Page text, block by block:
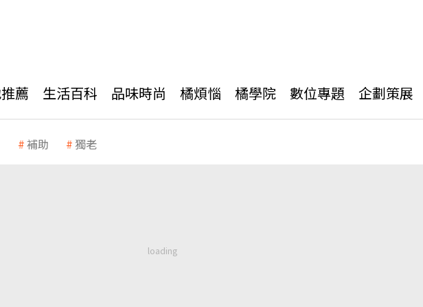
薦 生活百科 品味時尚 橘煩惱 橘學院 數位專題 企劃策展
補助 獨老